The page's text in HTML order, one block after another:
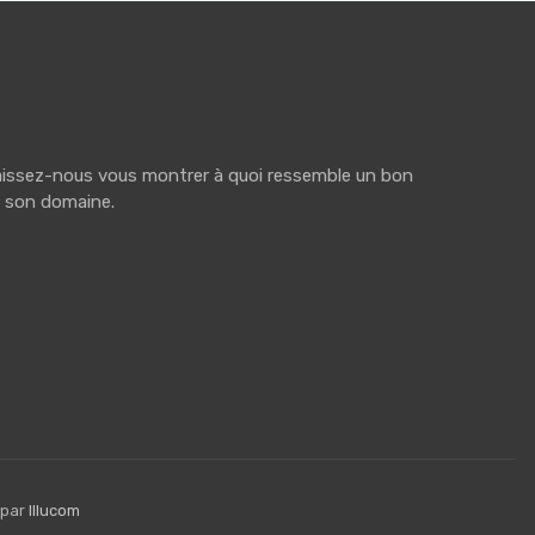
nous vous montrer à quoi ressemble un bon
domaine.
Illucom